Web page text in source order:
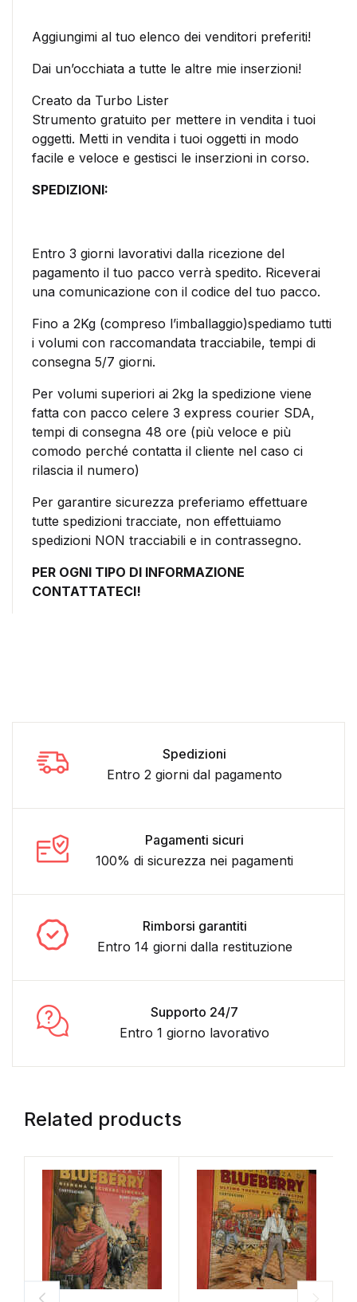
Aggiungimi al tuo elenco dei venditori preferiti!
Dai un’occhiata a tutte le altre mie inserzioni!
Creato da Turbo Lister
Strumento gratuito per mettere in vendita i tuoi
oggetti. Metti in vendita i tuoi oggetti in modo
facile e veloce e gestisci le inserzioni in corso.
SPEDIZIONI:
Entro 3 giorni lavorativi dalla ricezione del
pagamento il tuo pacco verrà spedito. Riceverai
una comunicazione con il codice del tuo pacco.
Fino a 2Kg (compreso l’imballaggio)spediamo tutti
i volumi con raccomandata tracciabile, tempi di
consegna 5/7 giorni.
Per volumi superiori ai 2kg la spedizione viene
fatta con pacco celere 3 express courier SDA,
tempi di consegna 48 ore (più veloce e più
comodo perché contatta il cliente nel caso ci
rilascia il numero)
Per garantire sicurezza preferiamo effettuare
tutte spedizioni tracciate, non effettuiamo
spedizioni NON tracciabili e in contrassegno.
PER OGNI TIPO DI INFORMAZIONE
CONTATTATECI!
Spedizioni
Entro 2 giorni dal pagamento
Pagamenti sicuri
100% di sicurezza nei pagamenti
Rimborsi garantiti
Entro 14 giorni dalla restituzione
Supporto 24/7
Entro 1 giorno lavorativo
Related products